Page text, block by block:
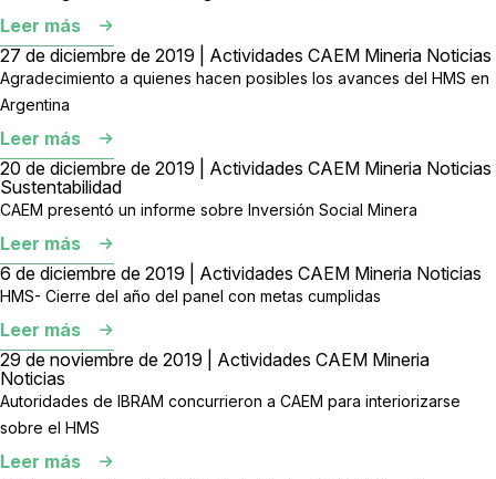
Leer más
27 de diciembre de 2019 | Actividades CAEM Mineria Noticias
Agradecimiento a quienes hacen posibles los avances del HMS en
Argentina
Leer más
20 de diciembre de 2019 | Actividades CAEM Mineria Noticias
Sustentabilidad
CAEM presentó un informe sobre Inversión Social Minera
Leer más
6 de diciembre de 2019 | Actividades CAEM Mineria Noticias
HMS- Cierre del año del panel con metas cumplidas
Leer más
29 de noviembre de 2019 | Actividades CAEM Mineria
Noticias
Autoridades de IBRAM concurrieron a CAEM para interiorizarse
sobre el HMS
Leer más